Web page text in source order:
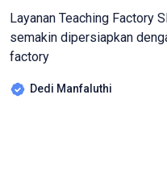
Layanan Teaching Factory
semakin dipersiapkan
factory
Dedi Manfaluthi